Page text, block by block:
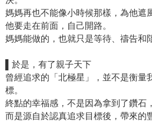
媽媽再也不能像小時候那樣，為他遮
他要走在前面，自己開路。
媽媽能做的，也就只是等待、禱告和
▌於是，有了親子天下
曾經追求的「北極星」，並不是衡量
標。
終點的幸福感，不是因為拿到了鑽石，
而是源自於認真追求目標後，帶來的